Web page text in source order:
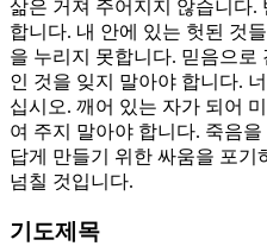
삶은 거져 주어지지 않습니다.
합니다. 내 안에 있는 헛된 것
을 누리지 못합니다. 믿음으로
인 것을 잊지 말아야 합니다.
십시오. 깨어 있는 자가 되어
여 주지 말아야 합니다. 죽음
답게 만들기 위한 싸움을 포기
넘칠 것입니다.
기도제목